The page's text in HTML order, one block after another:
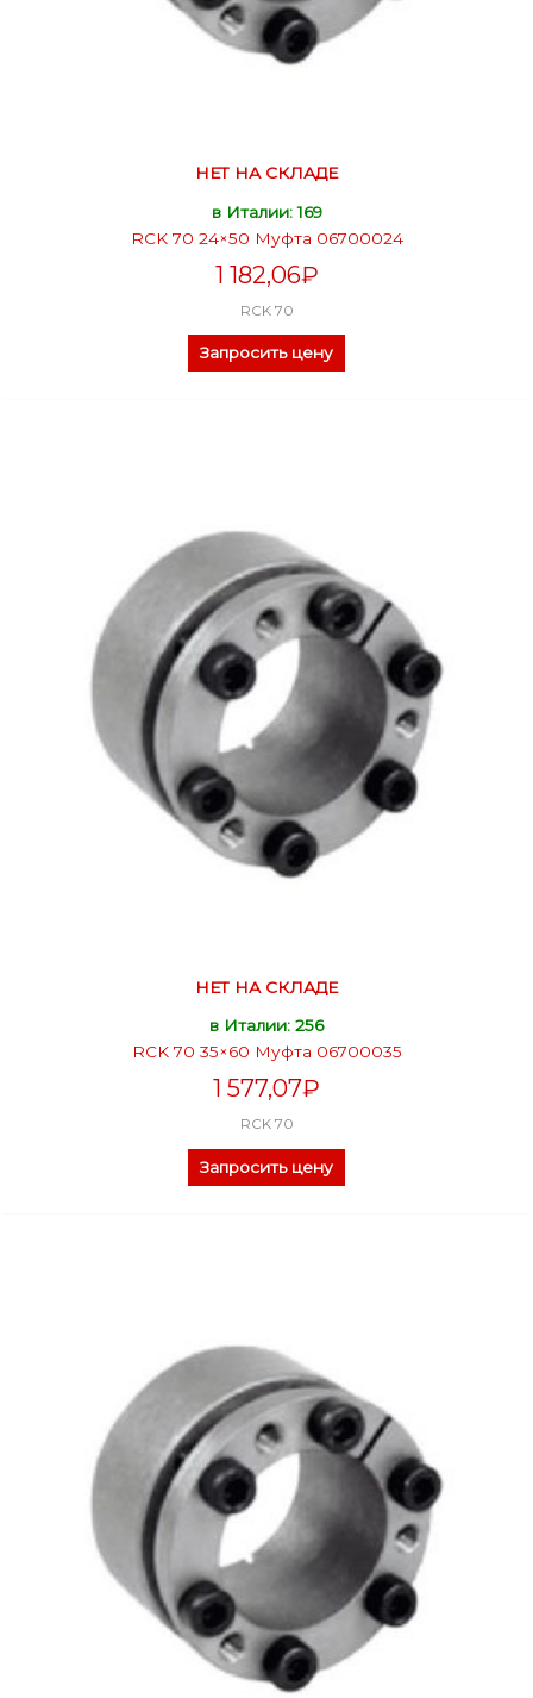
НЕТ НА СКЛАДЕ
в Италии: 169
RCK 70 24×50 Муфта 06700024
1 182,06₽
RCK 70
Запросить цену
НЕТ НА СКЛАДЕ
в Италии: 256
RCK 70 35×60 Муфта 06700035
1 577,07₽
RCK 70
Запросить цену